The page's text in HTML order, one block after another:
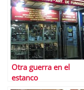
Otra guerra en el
estanco